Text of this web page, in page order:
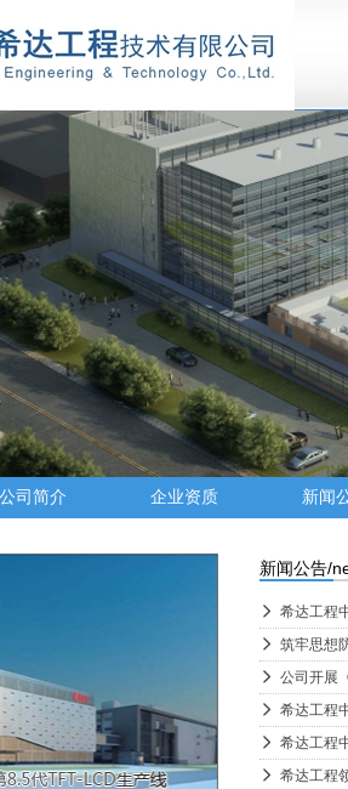
公司简介 企业资质 新闻
新闻公告/
넲
넲
넲 公司开展
넲
넲
넲